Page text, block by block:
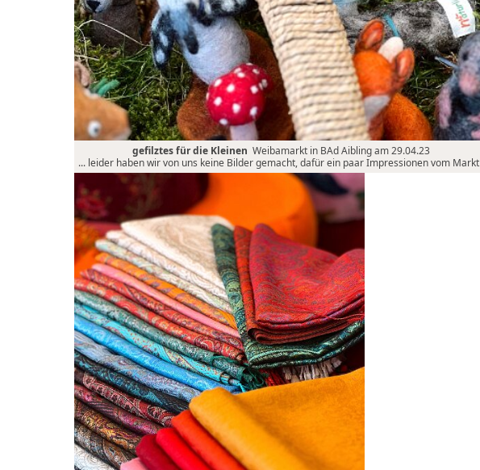
gefilztes für die Kleinen Weibamarkt in BAd Aibling am 29.04.23
... leider haben wir von uns keine Bilder gemacht, dafür ein paar Impressionen vom Markt